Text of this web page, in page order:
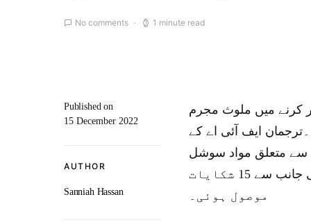
No comments 1 minute read
Published on
15 December 2022
AUTHOR
Sanniah Hassan
کرنے میں ملوث مجرم
سنا دی۔ترجمان ایف آئی اے کے
پورنوگرافی سے متعلق مواد سوشل
میڈیا پر شیئر کیا تھملزم کے خلاف بین الاقوامی ادارے کی جانب سے 15 شکایات
موصول ہوئی۔